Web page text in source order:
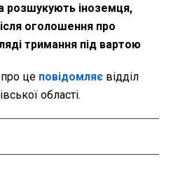
розшукують іноземця,
оголошення про
тримання під вартою
це повідомляє відділ
області.